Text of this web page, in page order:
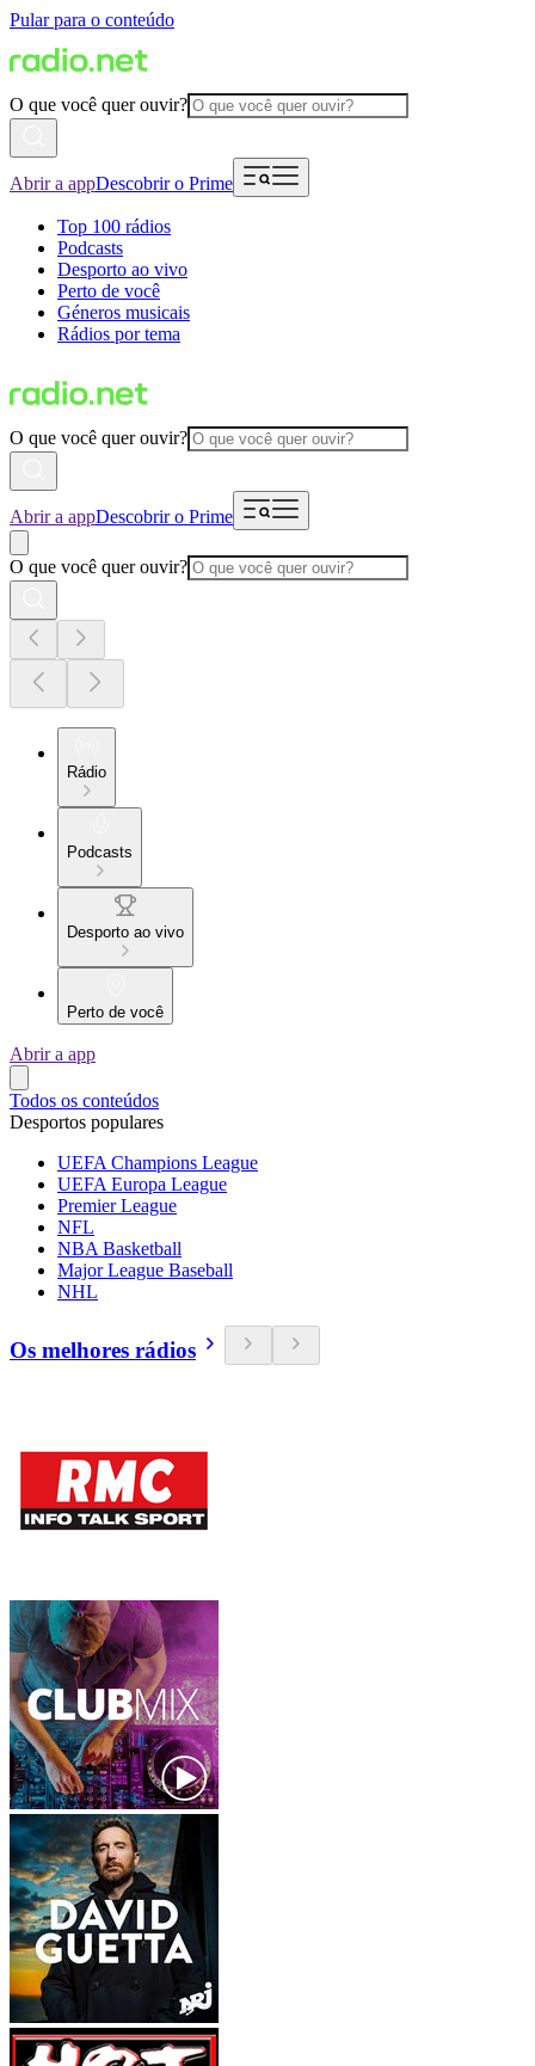
Pular para o conteúdo
O que você quer ouvir?
Abrir a appDescobrir o Prime
Top 100 rádios
Podcasts
Desporto ao vivo
Perto de você
Géneros musicais
Rádios por tema
O que você quer ouvir?
Abrir a appDescobrir o Prime
O que você quer ouvir?
Rádio
Podcasts
Desporto ao vivo
Perto de você
Abrir a app
Todos os conteúdos
Desportos populares
UEFA Champions League
UEFA Europa League
Premier League
NFL
NBA Basketball
Major League Baseball
NHL
Os melhores rádios